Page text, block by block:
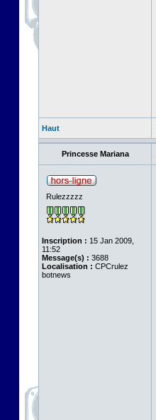
Haut
Princesse Mariana
Rulezzzzz
Inscription : 15 Jan 2009,
11:52
Message(s) : 3688
Localisation : CPCrulez
botnews